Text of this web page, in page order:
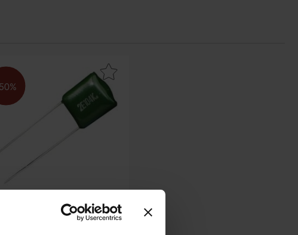
PC05 10nF 100V mylar
Makera pC05 10nF 100V mylar som favorit